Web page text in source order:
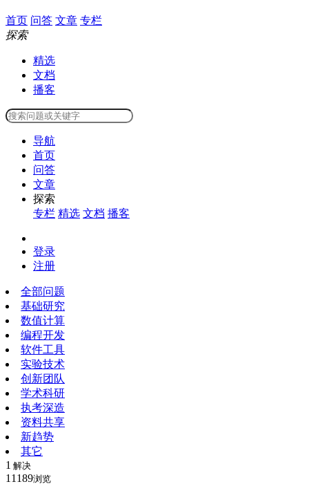
首页 问答 文章 专栏
探索
精选
文档
播客
导航
首页
问答
文章
探索
专栏 精选 文档 播客
登录
注册
全部问题
基础研究
数值计算
编程开发
软件工具
实验技术
创新团队
学术科研
执考深造
资料共享
新趋势
其它
1 解决
11189浏览